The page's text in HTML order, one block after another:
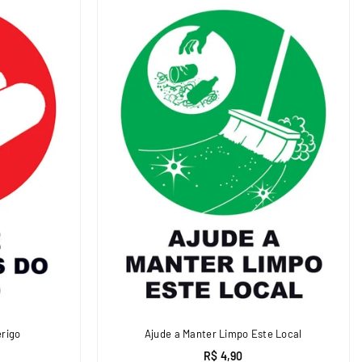
Ajude a Manter Limpo Este Local
R$ 4,90